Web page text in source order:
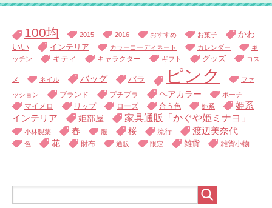
100均 2015 2016 おすすめ お菓子
かわ
いい
インテリア カラーコーディネート カレンダー
キ
ッチン
キティ キャラクター ギフト グッズ コス
メ ネイル バッグ バラ ピンク ファ
ッション ブランド プチプラ ヘアカラー ポーチ
マイメロ リップ ローズ 合う色 姫系
姫系
インテリア
姫部屋 家具通販「かぐや姫ミナヨ」
小林製薬 春 服 桜 流行 渡辺美奈代
色 花 財布 通販 限定 雑貨 雑貨小物